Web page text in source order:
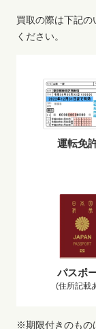
買取の際は下記の
ください。
運転免
パスポ
(住所記載
※期限付きのもの